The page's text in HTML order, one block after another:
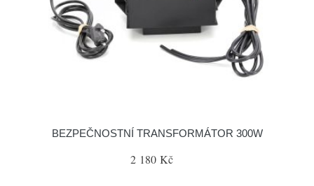
BEZPEČNOSTNÍ TRANSFORMÁTOR 300W
2 180 Kč